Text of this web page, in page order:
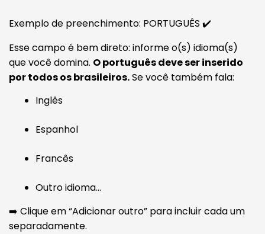
Exemplo de preenchimento: PORTUGUÊS ✔️
Esse campo é bem direto: informe o(s) idioma(s)
que você domina. O português deve ser inserido
por todos os brasileiros.Se você também fala:
Inglês
Espanhol
Francês
Outro idioma...
➡️ Clique em “Adicionar outro” para incluir cada um
separadamente.